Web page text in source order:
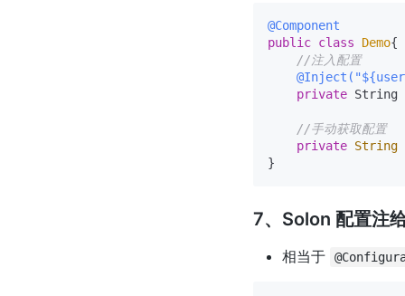
@Component
public class Demo{
//注入配置
private String
//手动获取配置
private String
7、Solon 配置注
相当于